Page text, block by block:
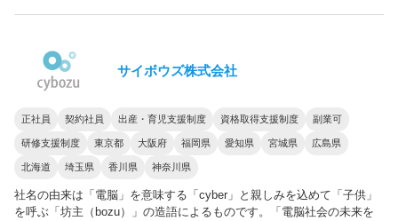
サイボウズ株式会社
正社員 契約社員 出産・育児支援制度 資格取得支援制度 副業可
研修支援制度 東京都 大阪府 福岡県 愛知県 宮城県 広島県
北海道 埼玉県 香川県 神奈川県
社名の由来は「電脳」を意味する「cyber」と親しみを込めて「子供」
を呼ぶ「坊主（bozu）」の造語によるものです。「電脳社会の未来を